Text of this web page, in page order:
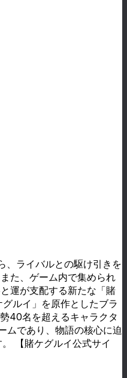
、ライバルとの駆け引きを
た、ゲーム内で集められ
運が支配する新たな「賭
ルイ」を原作としたブラ
40名を超えるキャラクタ
ムであり、物語の核心に迫
【賭ケグルイ公式サイ